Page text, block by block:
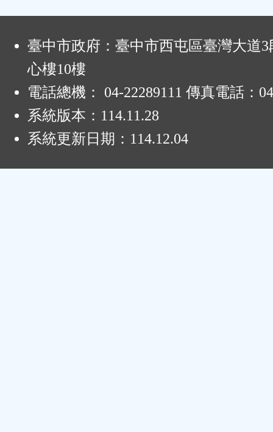
鈕
區臺中市政府：臺中市西屯區臺灣大道3
心樓10樓
電話總機： 04-22289111 傳真電話：
系統版本： 114.11.28
系統更新日期： 114.12.04